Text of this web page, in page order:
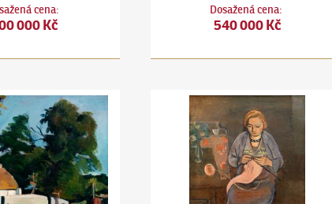
cena:
000 Kč
Dosažená cena:
540 000 Kč
Krajina se stavením a ženou
Jiří Kars(1880–1945)Pletoucí žena